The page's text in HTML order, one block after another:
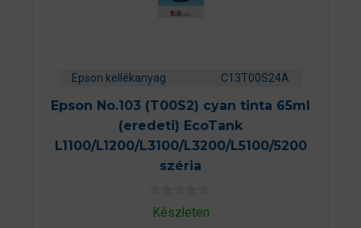
Epson kellékanyag C13T00S24A
Epson No.103 (T00S2) cyan tinta 65ml
(eredeti) EcoTank
L1100/L1200/L3100/L3200/L5100/5200
széria
0
aKészleten